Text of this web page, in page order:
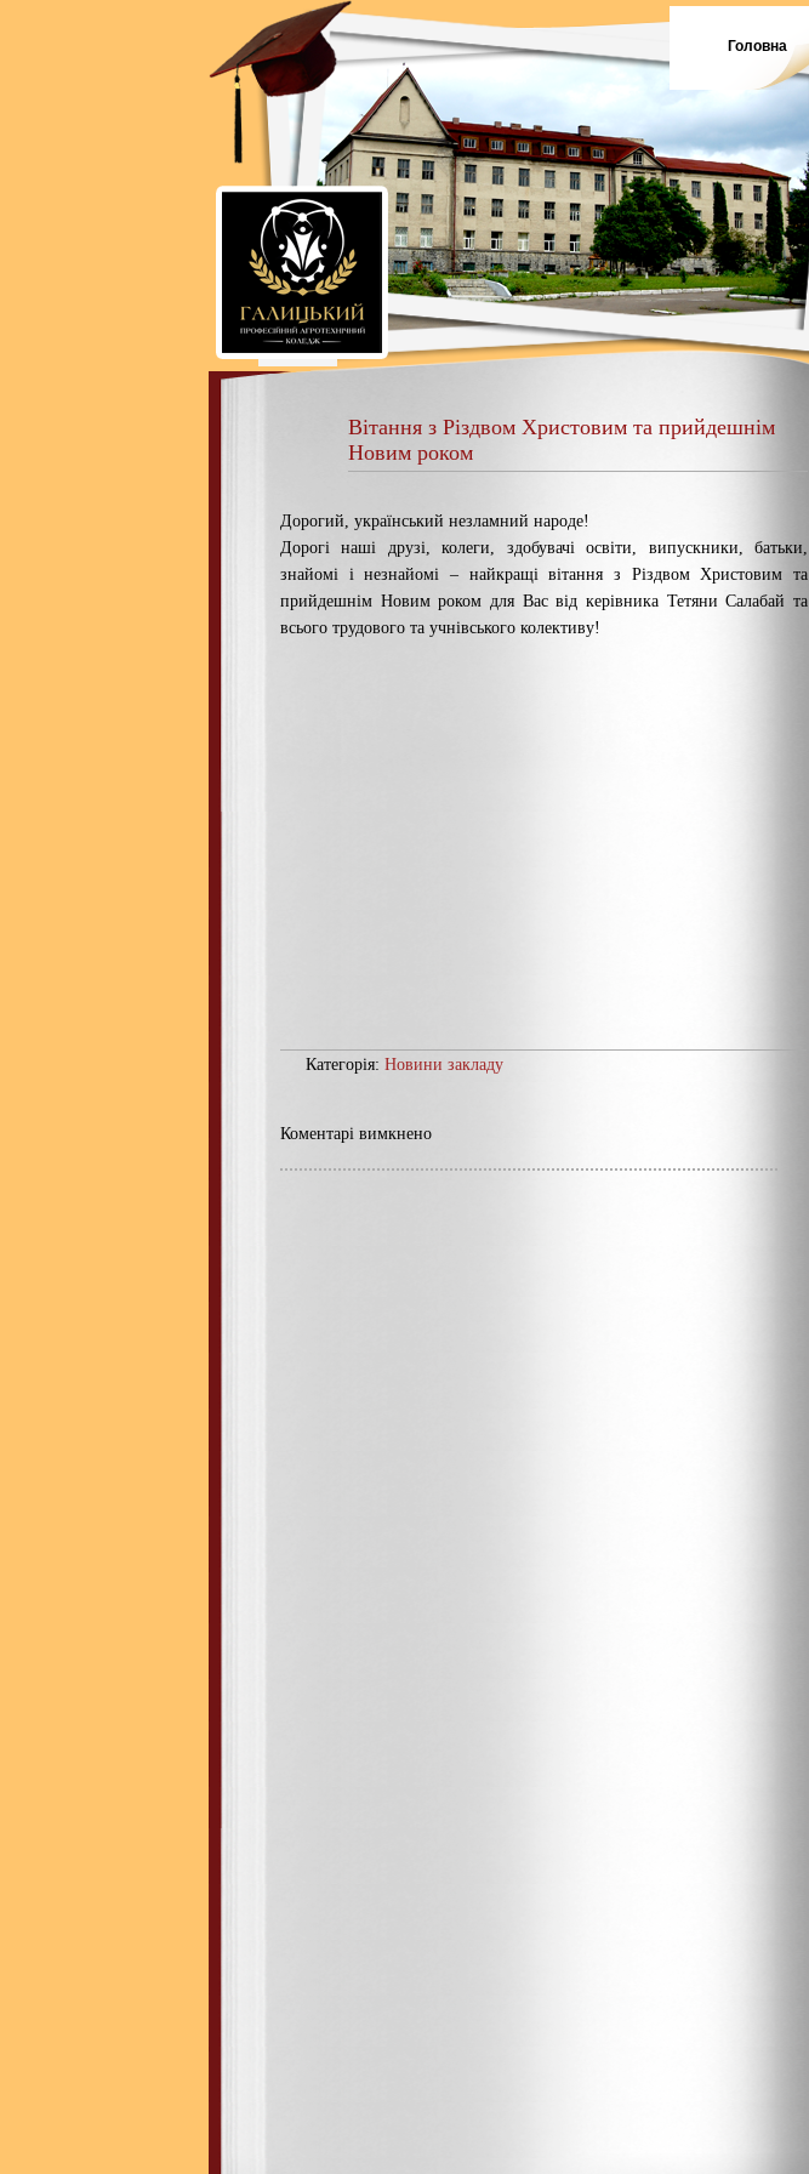
Головна
Вітання з Різдвом Христовим та прийдешнім
Новим роком
Дорогий, український незламний народе!
Дорогі наші друзі, колеги, здобувачі освіти, випускники, батьки,
знайомі і незнайомі – найкращі вітання з Різдвом Христовим та
прийдешнім Новим роком для Вас від керівника Тетяни Салабай та
всього трудового та учнівського колективу!
Категорія: Новини закладу
Коментарі вимкнено